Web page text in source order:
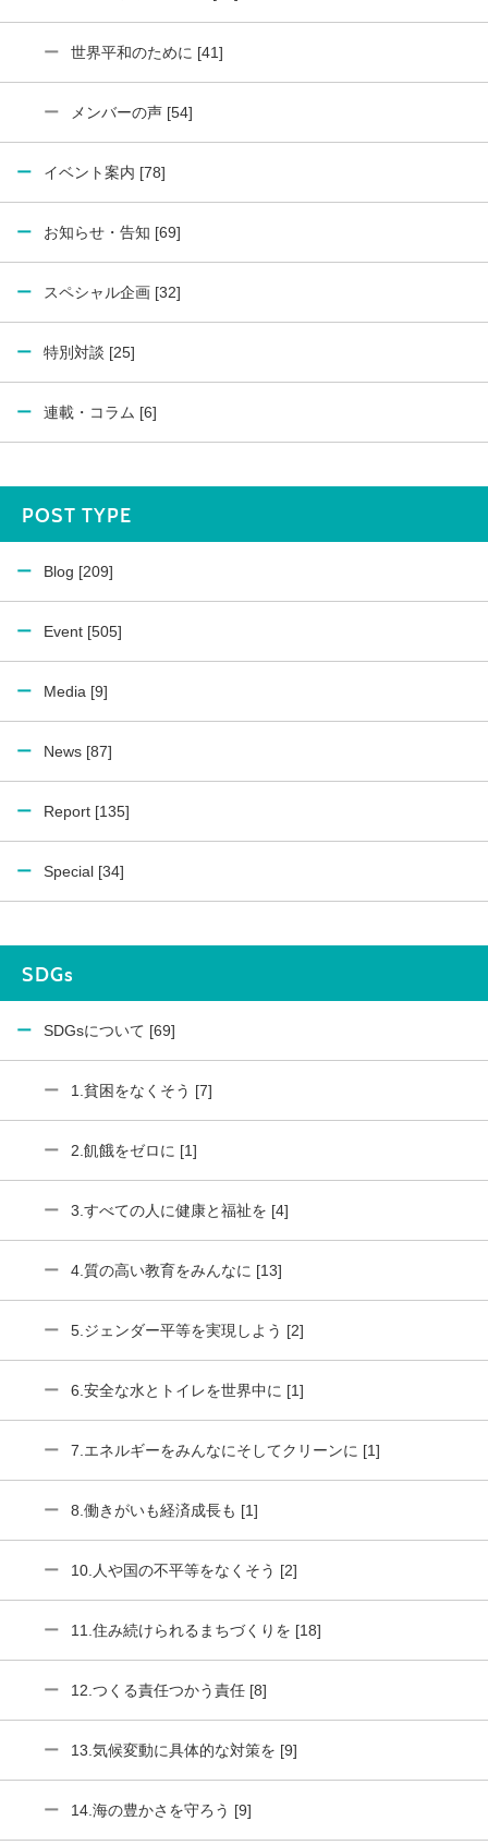
世界平和のために [41]
メンバーの声 [54]
イベント案内 [78]
お知らせ・告知 [69]
スペシャル企画 [32]
特別対談 [25]
連載・コラム [6]
POST TYPE
Blog [209]
Event [505]
Media [9]
News [87]
Report [135]
Special [34]
SDGs
SDGsについて [69]
1.貧困をなくそう [7]
2.飢餓をゼロに [1]
3.すべての人に健康と福祉を [4]
4.質の高い教育をみんなに [13]
5.ジェンダー平等を実現しよう [2]
6.安全な水とトイレを世界中に [1]
7.エネルギーをみんなにそしてクリーンに [1]
8.働きがいも経済成長も [1]
10.人や国の不平等をなくそう [2]
11.住み続けられるまちづくりを [18]
12.つくる責任つかう責任 [8]
13.気候変動に具体的な対策を [9]
14.海の豊かさを守ろう [9]